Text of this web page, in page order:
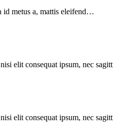
id metus a, mattis eleifend…
elit consequat ipsum, nec
elit consequat ipsum, nec